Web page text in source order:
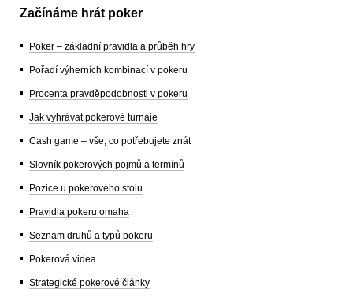
Začínáme hrát poker
Poker – základní pravidla a průběh hry
Pořadí výherních kombinací v pokeru
Procenta pravděpodobnosti v pokeru
Jak vyhrávat pokerové turnaje
Cash game – vše, co potřebujete znát
Slovník pokerových pojmů a termínů
Pozice u pokerového stolu
Pravidla pokeru omaha
Seznam druhů a typů pokeru
Pokerová videa
Strategické pokerové články